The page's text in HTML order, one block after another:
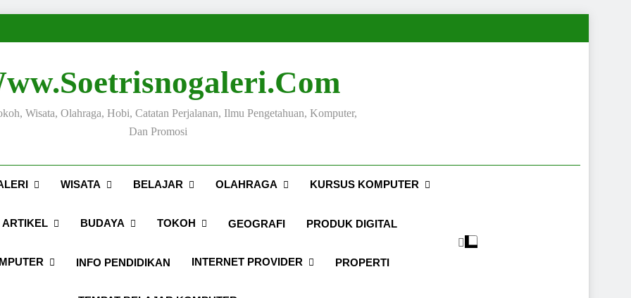
Wisata, Olahraga, Hobi, Catatan Perjalanan, Ilmu Pengetahuan, Komputer,
Dan Promosi
WISATA BELAJAR OLAHRAGA KURSUS KOMPUTER
ARTIKEL BUDAYA TOKOH GEOGRAFI PRODUK DIGITAL
INFO PENDIDIKAN INTERNET PROVIDER PROPERTI